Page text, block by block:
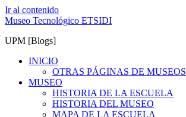
Ir al contenido
Museo Tecnológico ETSIDI
UPM [Blogs]
INICIO
OTRAS PÁGINAS DE MUSEOS
MUSEO
HISTORIA DE LA ESCUELA
HISTORIA DEL MUSEO
MAPA DE LA ESCUELA